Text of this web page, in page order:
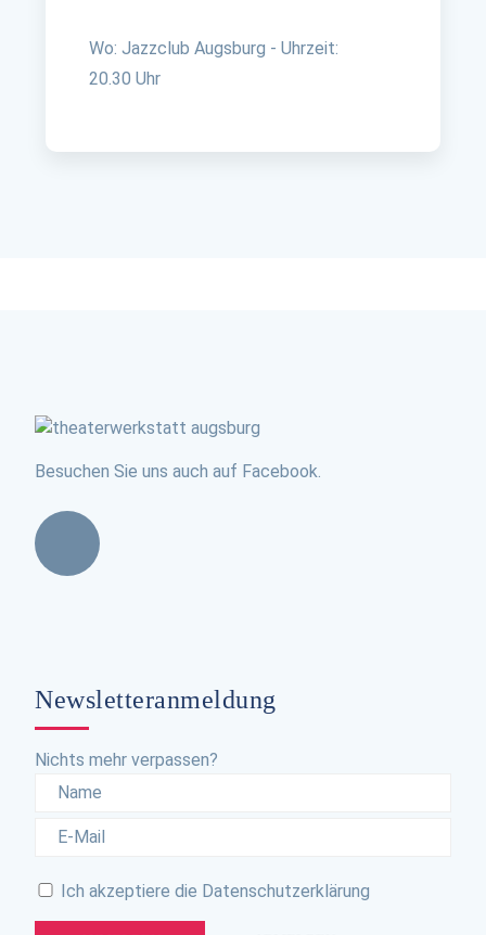
Wo: Jazzclub Augsburg - Uhrzeit:
20.30 Uhr
Besuchen Sie uns auch auf Facebook.
Newsletteranmeldung
Nichts mehr verpassen?
Ich akzeptiere die Datenschutzerklärung